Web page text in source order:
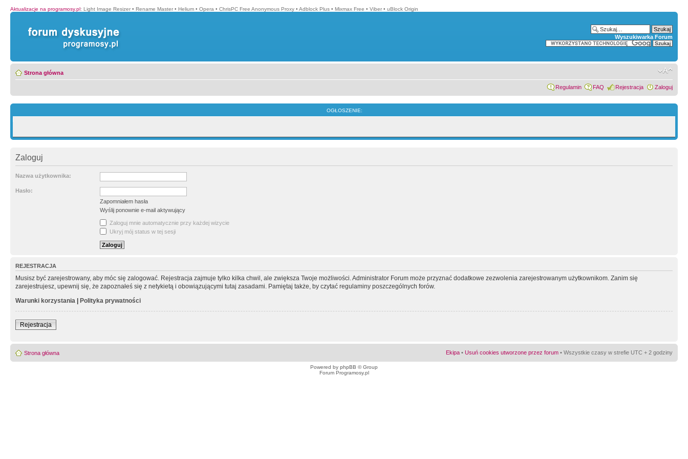
Aktualizacje na programosy.pl: Light Image Resizer • Rename Master • Helium • Opera • ChrisPC Free Anonymous Proxy • Adblock Plus • Mixmax Free • Viber • uBlock Origin
Wyszukiwarka Forum
Strona główna
Regulamin FAQ Rejestracja Zaloguj
OGŁOSZENIE:
Zaloguj
Nazwa użytkownika:
Hasło:
Zapomniałem hasła
Wyślij ponownie e-mail aktywujący
Zaloguj mnie automatycznie przy każdej wizycie
Ukryj mój status w tej sesji
REJESTRACJA
Musisz być zarejestrowany, aby móc się zalogować. Rejestracja zajmuje tylko kilka chwil, ale zwiększa Twoje możliwości. Administrator Forum może przyznać dodatkowe zezwolenia zarejestrowanym użytkownikom. Zanim się
zarejestrujesz, upewnij się, że zapoznałeś się z netykietą i obowiązującymi tutaj zasadami. Pamiętaj także, by czytać regulaminy poszczególnych forów.
Warunki korzystania | Polityka prywatności
Rejestracja
Strona główna Ekipa • Usuń cookies utworzone przez forum • Wszystkie czasy w strefie UTC + 2 godziny
Powered by phpBB © Group
Forum Programosy.pl